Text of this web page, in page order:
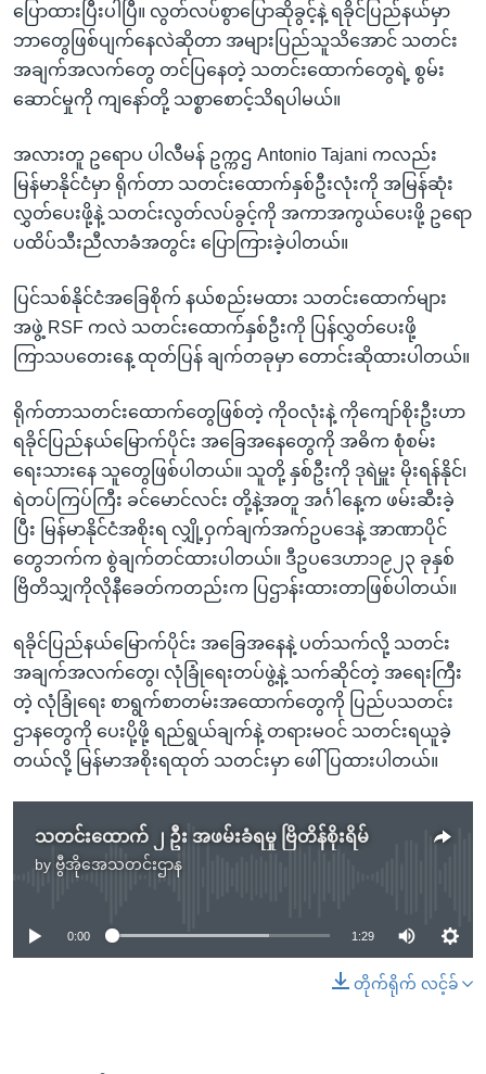
ပြောထားပြီးပါပြီ။ လွတ်လပ်စွာပြောဆိုခွင့်နဲ့ ရခိုင်ပြည်နယ်မှာ
ဘာတွေဖြစ်ပျက်နေလဲဆိုတာ အများပြည်သူသိအောင် သတင်း
အချက်အလက်တွေ တင်ပြနေတဲ့ သတင်းထောက်တွေရဲ့ စွမ်း
ဆောင်မှုကို ကျနော်တို့ သစ္စာစောင့်သိရပါမယ်။
အလားတူ ဥရောပ ပါလီမန် ဥက္ကဌ Antonio Tajani ကလည်း
မြန်မာနိုင်ငံမှာ ရိုက်တာ သတင်းထောက်နှစ်ဦးလုံးကို အမြန်ဆုံး
လွှတ်ပေးဖို့နဲ့ သတင်းလွတ်လပ်ခွင့်ကို အကာအကွယ်ပေးဖို့ ဥရော
ပထိပ်သီးညီလာခံအတွင်း ပြောကြားခဲ့ပါတယ်။
ပြင်သစ်နိုင်ငံအခြေစိုက် နယ်စည်းမထား သတင်းထောက်များ
အဖွဲ့ RSF ကလဲ သတင်းထောက်နှစ်ဦးကို ပြန်လွှတ်ပေးဖို့
ကြာသပတေးနေ့ ထုတ်ပြန် ချက်တခုမှာ တောင်းဆိုထားပါတယ်။
ရိုက်တာသတင်းထောက်တွေဖြစ်တဲ့ ကိုဝလုံးနဲ့ ကိုကျော်စိုးဦးဟာ
ရခိုင်ပြည်နယ်မြောက်ပိုင်း အခြေအနေတွေကို အဓိက စုံစမ်း
ရေးသားနေ သူတွေဖြစ်ပါတယ်။ သူတို့ နှစ်ဦးကို ဒုရဲမှူး မိုးရန်နိုင်၊
ရဲတပ်ကြပ်ကြီး ခင်မောင်လင်း တို့နဲ့အတူ အင်္ဂါနေ့က ဖမ်းဆီးခဲ့
ပြီး မြန်မာနိုင်ငံအစိုးရ လျှို့ဝှက်ချက်အက်ဥပဒေနဲ့ အာဏာပိုင်
တွေဘက်က စွဲချက်တင်ထားပါတယ်။ ဒီဥပဒေဟာ၁၉၂၃ ခုနှစ်
ဗြိတိသျှကိုလိုနီခေတ်ကတည်းက ပြဌာန်းထားတာဖြစ်ပါတယ်။
ရခိုင်ပြည်နယ်မြောက်ပိုင်း အခြေအနေနဲ့ ပတ်သက်လို့ သတင်း
အချက်အလက်တွေ၊ လုံခြုံရေးတပ်ဖွဲ့နဲ့ သက်ဆိုင်တဲ့ အရေးကြီး
တဲ့ လုံခြုံရေး စာရွက်စာတမ်းအထောက်တွေကို ပြည်ပသတင်း
ဌာနတွေကို ပေးပို့ဖို့ ရည်ရွယ်ချက်နဲ့ တရားမဝင် သတင်းရယူခဲ့
တယ်လို့ မြန်မာအစိုးရထုတ် သတင်းမှာ ဖေါ်ပြထားပါတယ်။
သတင်းထောက် ၂ ဦး အဖမ်းခံရမှု ဗြိတိန်စိုးရိမ်
by ဗွီအိုအေသတင်းဌာန
No media source currently available
0:00 1:29
တိုက်ရိုက် လင့်ခ်